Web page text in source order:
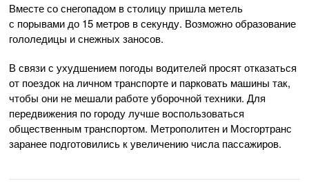
Вместе со снегопадом в столицу пришла метель
с порывами до 15 метров в секунду. Возможно образование
гололедицы и снежных заносов.
В связи с ухудшением погоды водителей просят отказаться
от поездок на личном транспорте и парковать машины так,
чтобы они не мешали работе уборочной техники. Для
передвижения по городу лучше воспользоваться
общественным транспортом. Метрополитен и Мосгортранс
заранее подготовились к увеличению числа пассажиров.